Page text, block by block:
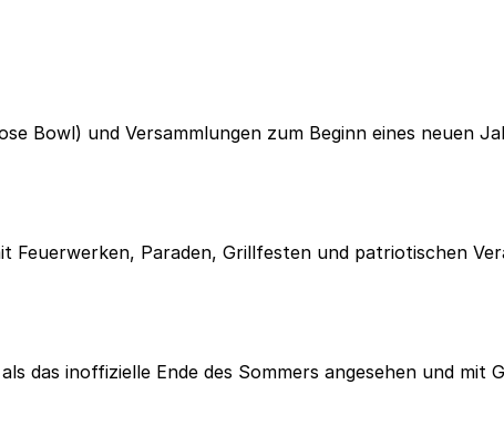
Bowl) und Versammlungen zum Beginn eines neuen
Feuerwerken, Paraden, Grillfesten und patriotischen
das inoffizielle Ende des Sommers angesehen und